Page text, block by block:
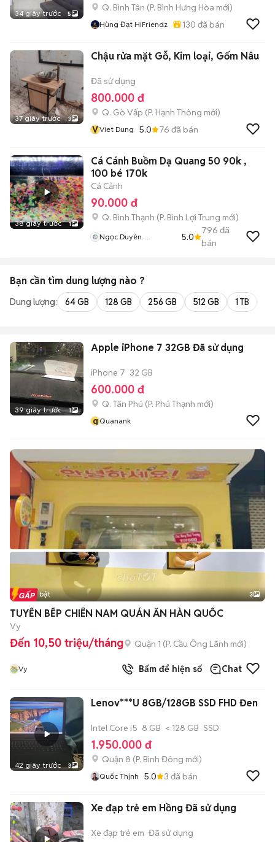
34 giây trước 5
Q. Bình Tân (P. Bình Hưng Hòa mới)
Hùng Đạt HiFriendz 130 đã bán
37 giây trước 3
Chậu rửa mặt Gỗ, Kim loại, Gốm Nâu
Đã sử dụng
800.000 đ
Q. Gò Vấp (P. Hạnh Thông mới)
VViet Dung 5.0 76 đã bán
38 giây trước 1
Cá Cánh Buồm Dạ Quang 50 90k ,
100 bé 170k
Cá Cảnh
90.000 đ
Q. Bình Thạnh (P. Bình Lợi Trung mới)
Ngọc Duyên
5.0
796 đã
bán
Bạn cần tìm dung lượng nào ?
Dung lượng: 64 GB 128 GB 256 GB 512 GB 1 TB
39 giây trước 1
Apple iPhone 7 32GB Đã sử dụng
iPhone 7 32 GB
600.000 đ
Q. Tân Phú (P. Phú Thạnh mới)
qQuanank
Tin nổi bật 3
TUYỂN BẾP CHIÊN NAM QUÁN ĂN HÀN QUỐC
Vy
Đến 10,50 triệu/tháng Quận 1 (P. Cầu Ông Lãnh mới)
Vy Bấm để hiện số Chat
42 giây trước 3
Lenov***U 8GB/128GB SSD FHD Đen
Intel Core i5 8 GB < 128 GB SSD
1.950.000 đ
Quận 8 (P. Bình Đông mới)
Quốc Thịnh 5.0 3 đã bán
Xe đạp trẻ em Hồng Đã sử dụng
Xe đạp trẻ em Đã sử dụng